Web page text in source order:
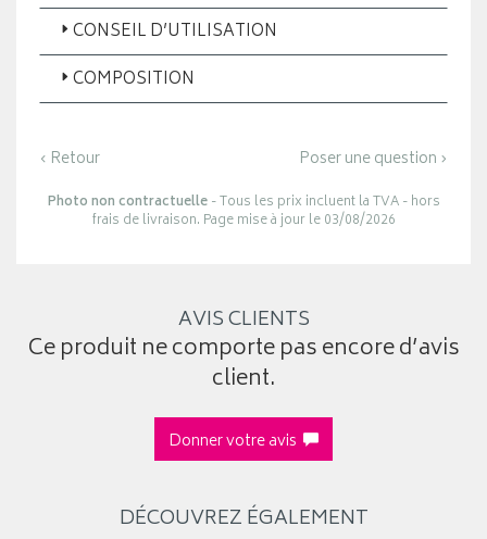
CONSEIL D’UTILISATION
COMPOSITION
‹ Retour Poser une question ›
Photo non contractuelle- Tous les prix incluent la TVA - hors
frais de livraison. Page mise à jour le 03/08/2026
AVIS CLIENTS
Ce produit ne comporte pas encore d’avis
client.
Donner votre avis
DÉCOUVREZ ÉGALEMENT